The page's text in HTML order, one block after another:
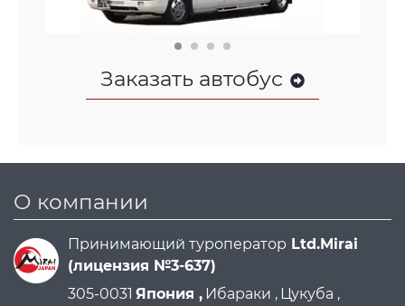
Заказать автобус
О компании
Принимающий туроператор Ltd.Mirai
(лицензия №3-637)
305-0031 Япония , Ибараки , Цукуба ,